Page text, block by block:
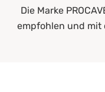
Die Marke
empfohlen und mit